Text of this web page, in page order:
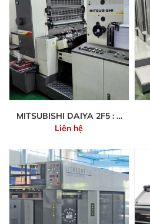
MITSUBISHI DAIYA 2F5 : 5
MÀU 54-79CM
Liên hệ